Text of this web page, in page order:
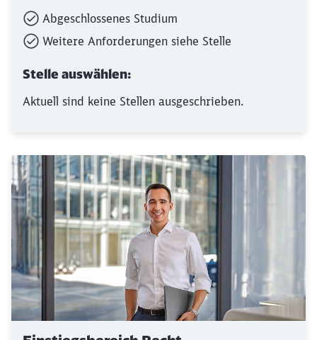
Abgeschlossenes Studium
Weitere Anforderungen siehe Stelle
Stelle auswählen:
Aktuell sind keine Stellen ausgeschrieben.